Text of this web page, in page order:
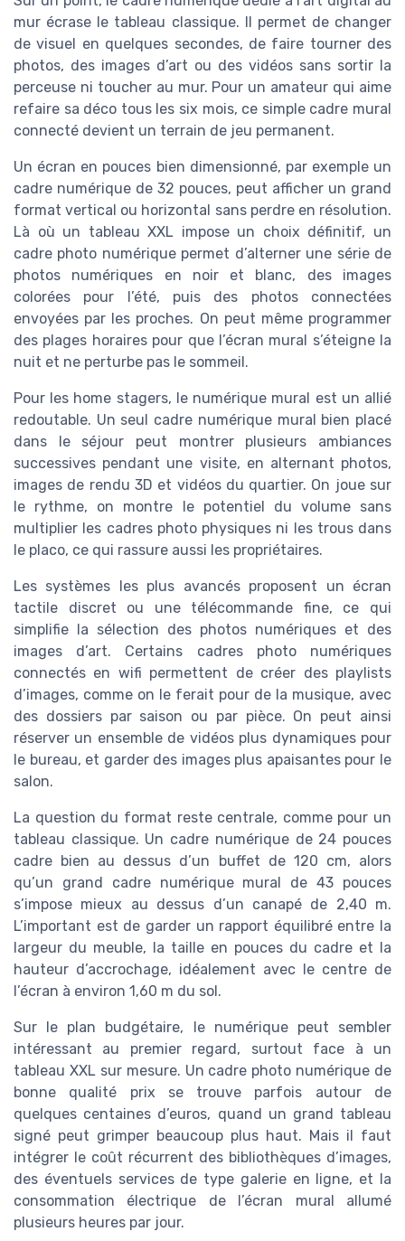
mur écrase le tableau classique. Il permet de changer
de visuel en quelques secondes, de faire tourner des
photos, des images d’art ou des vidéos sans sortir la
perceuse ni toucher au mur. Pour un amateur qui aime
refaire sa déco tous les six mois, ce simple cadre mural
connecté devient un terrain de jeu permanent.
Un écran en pouces bien dimensionné, par exemple un
cadre numérique de 32 pouces, peut afficher un grand
format vertical ou horizontal sans perdre en résolution.
Là où un tableau XXL impose un choix définitif, un
cadre photo numérique permet d’alterner une série de
photos numériques en noir et blanc, des images
colorées pour l’été, puis des photos connectées
envoyées par les proches. On peut même programmer
des plages horaires pour que l’écran mural s’éteigne la
nuit et ne perturbe pas le sommeil.
Pour les home stagers, le numérique mural est un allié
redoutable. Un seul cadre numérique mural bien placé
dans le séjour peut montrer plusieurs ambiances
successives pendant une visite, en alternant photos,
images de rendu 3D et vidéos du quartier. On joue sur
le rythme, on montre le potentiel du volume sans
multiplier les cadres photo physiques ni les trous dans
le placo, ce qui rassure aussi les propriétaires.
Les systèmes les plus avancés proposent un écran
tactile discret ou une télécommande fine, ce qui
simplifie la sélection des photos numériques et des
images d’art. Certains cadres photo numériques
connectés en wifi permettent de créer des playlists
d’images, comme on le ferait pour de la musique, avec
des dossiers par saison ou par pièce. On peut ainsi
réserver un ensemble de vidéos plus dynamiques pour
le bureau, et garder des images plus apaisantes pour le
salon.
La question du format reste centrale, comme pour un
tableau classique. Un cadre numérique de 24 pouces
cadre bien au dessus d’un buffet de 120 cm, alors
qu’un grand cadre numérique mural de 43 pouces
s’impose mieux au dessus d’un canapé de 2,40 m.
L’important est de garder un rapport équilibré entre la
largeur du meuble, la taille en pouces du cadre et la
hauteur d’accrochage, idéalement avec le centre de
l’écran à environ 1,60 m du sol.
Sur le plan budgétaire, le numérique peut sembler
intéressant au premier regard, surtout face à un
tableau XXL sur mesure. Un cadre photo numérique de
bonne qualité prix se trouve parfois autour de
quelques centaines d’euros, quand un grand tableau
signé peut grimper beaucoup plus haut. Mais il faut
intégrer le coût récurrent des bibliothèques d’images,
des éventuels services de type galerie en ligne, et la
consommation électrique de l’écran mural allumé
plusieurs heures par jour.